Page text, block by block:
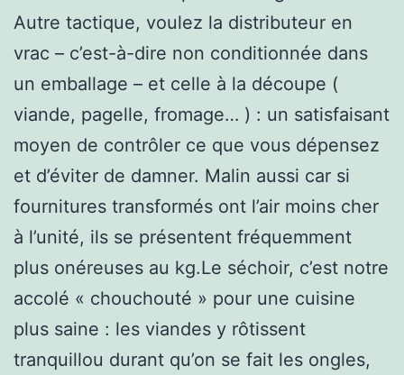
Autre tactique, voulez la distributeur en
vrac – c’est-à-dire non conditionnée dans
un emballage – et celle à la découpe (
viande, pagelle, fromage… ) : un satisfaisant
moyen de contrôler ce que vous dépensez
et d’éviter de damner. Malin aussi car si
fournitures transformés ont l’air moins cher
à l’unité, ils se présentent fréquemment
plus onéreuses au kg.Le séchoir, c’est notre
accolé « chouchouté » pour une cuisine
plus saine : les viandes y rôtissent
tranquillou durant qu’on se fait les ongles,